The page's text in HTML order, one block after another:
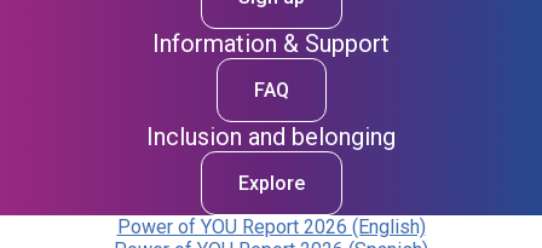
Information & Support
FAQ
Inclusion and belonging
Explore
Power of YOU Report 2026 (English)